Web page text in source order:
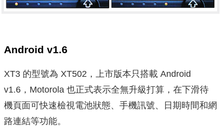
Android v1.6
XT3 的型號為 XT502，上市版本只搭載 Android
v1.6，Motorola 也正式表示全無升級打算，在下滑待
機頁面可快速檢視電池狀態、手機訊號、日期時間和網
路連結等功能。